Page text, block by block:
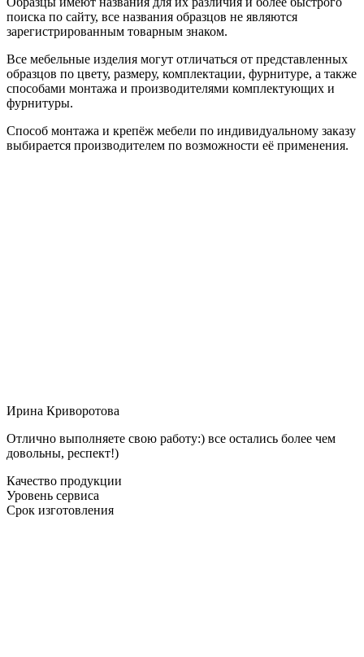
поиска по сайту, все названия образцов не являются
зарегистрированным товарным знаком.
Все мебельные изделия могут отличаться от представленных
образцов по цвету, размеру, комплектации, фурнитуре, а также
способами монтажа и производителями комплектующих и
фурнитуры.
Способ монтажа и крепёж мебели по индивидуальному заказу
выбирается производителем по возможности её применения.
Ирина Криворотова
Отлично выполняете свою работу:) все остались более чем
довольны, респект!)
Качество продукции
Уровень сервиса
Срок изготовления